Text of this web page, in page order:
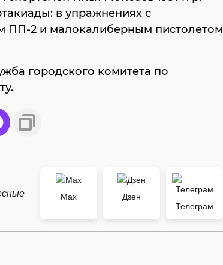
в упражнениях с
ПП-2 и малокалиберным пистолетом
городского комитета по
Max
Дзен
Телеграм